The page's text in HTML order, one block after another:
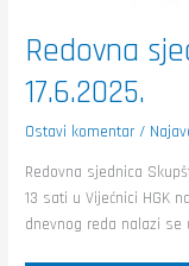
Redovna
17.6.2025.
Ostavi komentar /
Redovna sjednica
13 sati u Vijećnici HGK
dnevnog reda nalazi se